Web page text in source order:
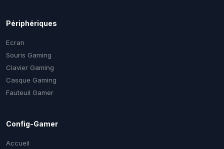
Périphériques
Ecran
Souris Gaming
Clavier Gaming
Casque Gaming
Fauteuil Gamer
Config-Gamer
Accueil